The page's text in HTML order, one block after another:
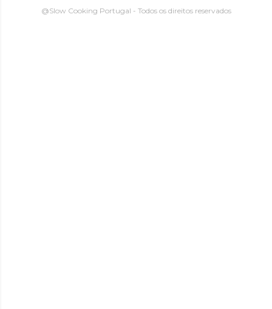
@Slow Cooking Portugal - Todos os direitos reservados